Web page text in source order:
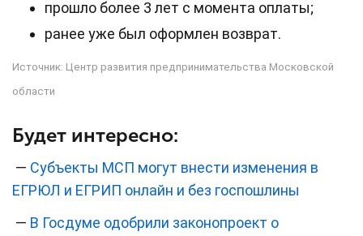
прошло более 3 лет с момента оплаты;
ранее уже был оформлен возврат.
Источник: Центр развития предпринимательства Московской
области
Будет интересно:
— Субъекты МСП могут внести изменения в
ЕГРЮЛ и ЕГРИП онлайн и без госпошлины
— В Госдуме одобрили законопроект о